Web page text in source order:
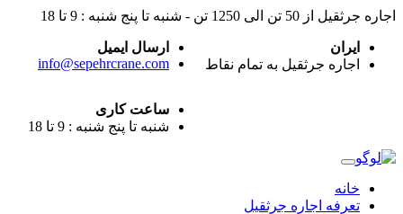
اجاره جرثقیل از 50 تن الی 1250 تن - شنبه تا پنج شنبه : 9 تا 18
ایران
اجاره جرثقیل به تمام نقاط
ارسال ایمیل
info@sepehrcrane.com
ساعت کاری
شنبه تا پنج شنبه : 9 تا 18
خانه
تعرفه اجاره جرثقیل